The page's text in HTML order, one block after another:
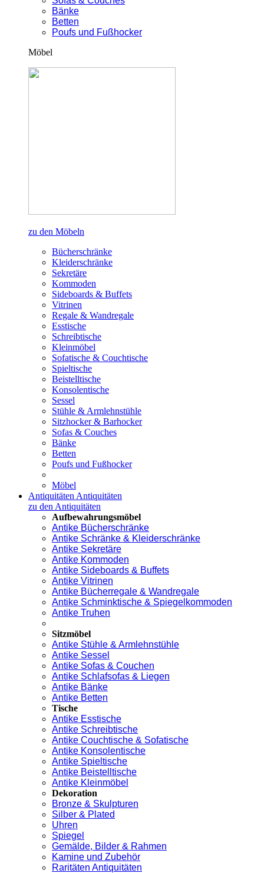
Bänke
Betten
Poufs und Fußhocker
Möbel
zu den Möbeln
Bücherschränke
Kleiderschränke
Sekretäre
Kommoden
Sideboards & Buffets
Vitrinen
Regale & Wandregale
Esstische
Schreibtische
Kleinmöbel
Sofatische & Couchtische
Spieltische
Beistelltische
Konsolentische
Sessel
Stühle & Armlehnstühle
Sitzhocker & Barhocker
Sofas & Couches
Bänke
Betten
Poufs und Fußhocker
Möbel
Antiquitäten Antiquitäten
zu den Antiquitäten
Aufbewahrungsmöbel
Antike Bücherschränke
Antike Schränke & Kleiderschränke
Antike Sekretäre
Antike Kommoden
Antike Sideboards & Buffets
Antike Vitrinen
Antike Bücherregale & Wandregale
Antike Schminktische & Spiegelkommoden
Antike Truhen
Sitzmöbel
Antike Stühle & Armlehnstühle
Antike Sessel
Antike Sofas & Couchen
Antike Schlafsofas & Liegen
Antike Bänke
Antike Betten
Tische
Antike Esstische
Antike Schreibtische
Antike Couchtische & Sofatische
Antike Konsolentische
Antike Spieltische
Antike Beistelltische
Antike Kleinmöbel
Dekoration
Bronze & Skulpturen
Silber & Plated
Uhren
Spiegel
Gemälde, Bilder & Rahmen
Kamine und Zubehör
Raritäten Antiquitäten